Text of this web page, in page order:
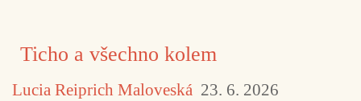
Ticho a všechno kolem
Lucia Reiprich Maloveská 23. 6. 2026